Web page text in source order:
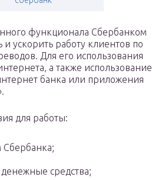
функционала Сбербанком
и ускорить работу клиентов по
Для его использования
а также использование
банка или приложения
для работы:
Сбербанка;
денежные средства;